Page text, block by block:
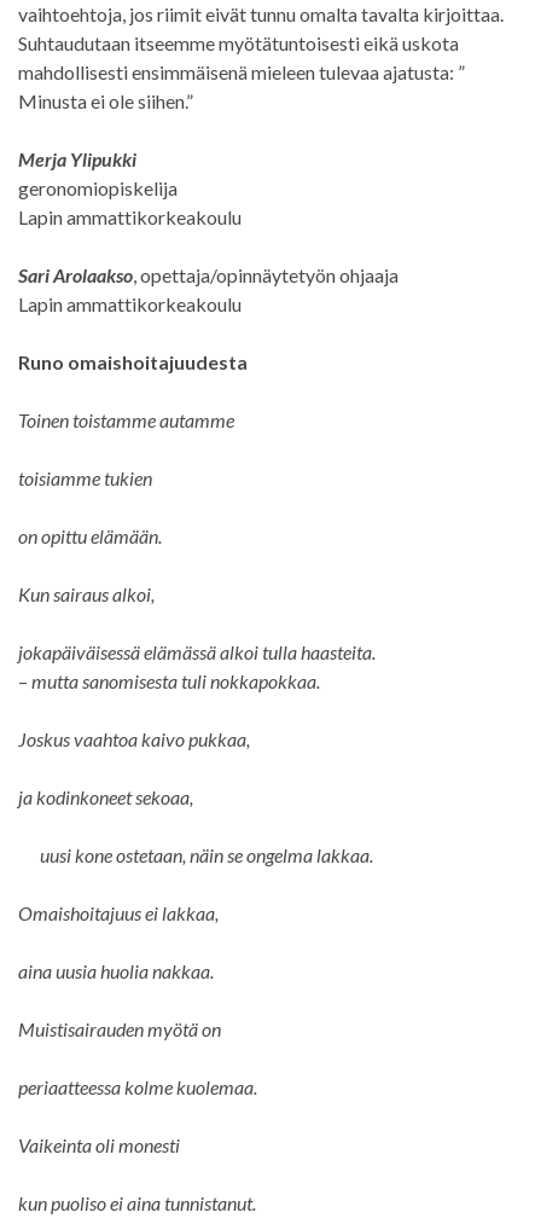
vaihtoehtoja, jos riimit eivät tunnu omalta tavalta kirjoittaa.
Suhtaudutaan itseemme myötätuntoisesti eikä uskota
mahdollisesti ensimmäisenä mieleen tulevaa ajatusta: ”
Minusta ei ole siihen.”
Merja Ylipukki
geronomiopiskelija
Lapin ammattikorkeakoulu
Sari Arolaakso , opettaja/opinnäytetyön ohjaaja
Lapin ammattikorkeakoulu
Runo omaishoitajuudesta
Toinen toistamme autamme
toisiamme tukien
on opittu elämään.
Kun sairaus alkoi,
jokapäiväisessä elämässä alkoi tulla haasteita.
– mutta sanomisesta tuli nokkapokkaa.
Joskus vaahtoa kaivo pukkaa,
ja kodinkoneet sekoaa,
uusi kone ostetaan, näin se ongelma lakkaa.
Omaishoitajuus ei lakkaa,
aina uusia huolia nakkaa.
Muistisairauden myötä on
periaatteessa kolme kuolemaa.
Vaikeinta oli monesti
kun puoliso ei aina tunnistanut.